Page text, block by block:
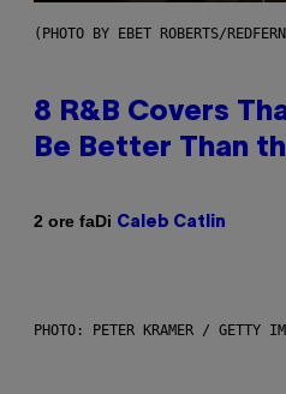
(PHOTO BY EBET ROBERTS/
8 R&B Covers
Be Better Than
2 ore faDi Caleb Catlin
PHOTO: PETER KRAMER / GETTY